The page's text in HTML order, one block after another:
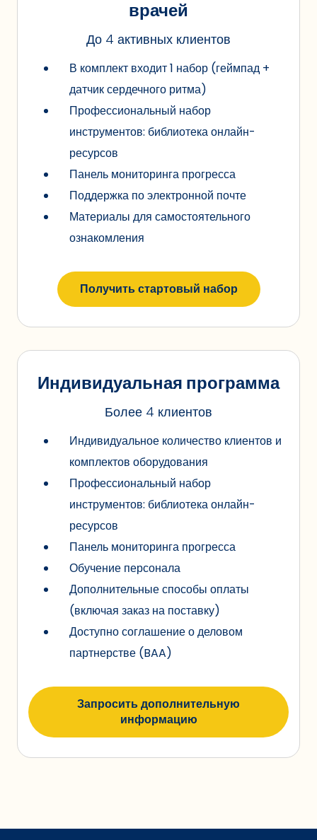
врачей
До 4 активных клиентов
В комплект входит 1 набор (геймпад +
датчик сердечного ритма)
Профессиональный набор
инструментов: библиотека онлайн-
ресурсов
Панель мониторинга прогресса
Поддержка по электронной почте
Материалы для самостоятельного
ознакомления
Получить стартовый набор
Индивидуальная программа
Более 4 клиентов
Индивидуальное количество клиентов и
комплектов оборудования
Профессиональный набор
инструментов: библиотека онлайн-
ресурсов
Панель мониторинга прогресса
Обучение персонала
Дополнительные способы оплаты
(включая заказ на поставку)
Доступно соглашение о деловом
партнерстве (BAA)
Запросить дополнительную
информацию